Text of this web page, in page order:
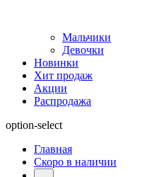
Мальчики
Девочки
Новинки
Хит продаж
Акции
Распродажа
option-select
Главная
Скоро в наличии